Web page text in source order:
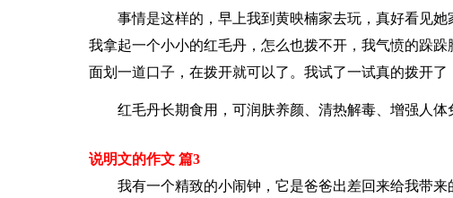
事情是这样的，早上我到黄映楠家去玩，真好看见
我拿起一个小小的红毛丹，怎么也拨不开，我气愤的跺
面划一道口子，在拨开就可以了。我试了一试真的拨开
红毛丹长期食用，可润肤养颜、清热解毒、增强人体
说明文的作文 篇3
我有一个精致的小闹钟，它是爸爸出差回来给我带